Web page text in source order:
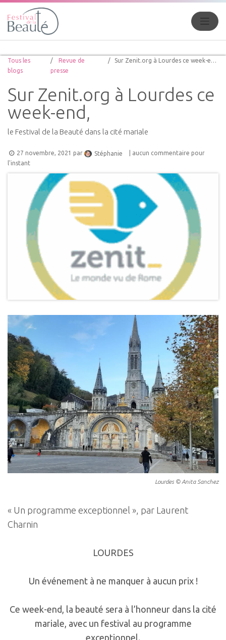
Tous les
blogs
Revue de
presse
Sur Zenit.org à Lourdes ce week-end,
Sur Zenit.org à Lourdes ce
week-end,
le Festival de la Beauté dans la cité mariale
27 novembre, 2021 par Stéphanie
| aucun commentaire pour
l'instant
Lourdes © Anita Sanchez
« Un programme exceptionnel », par Laurent
Charnin
LOURDES
Un événement à ne manquer à aucun prix !
Ce week-end, la beauté sera à l’honneur dans la cité
mariale, avec un festival au programme
exceptionnel.